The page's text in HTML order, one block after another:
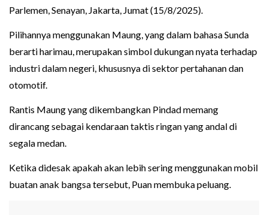
Parlemen, Senayan, Jakarta, Jumat (15/8/2025).
Pilihannya menggunakan Maung, yang dalam bahasa Sunda
berarti harimau, merupakan simbol dukungan nyata terhadap
industri dalam negeri, khususnya di sektor pertahanan dan
otomotif.
Rantis Maung yang dikembangkan Pindad memang
dirancang sebagai kendaraan taktis ringan yang andal di
segala medan.
Ketika didesak apakah akan lebih sering menggunakan mobil
buatan anak bangsa tersebut, Puan membuka peluang.